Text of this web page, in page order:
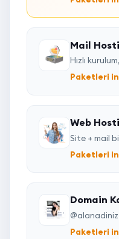
Mail
Hızlı
Paketleri
Web
Site + mail
Paketleri
Domain
Paketleri